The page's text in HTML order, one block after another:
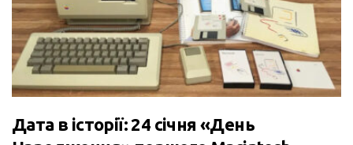
Дата в історії: 24 січня «День